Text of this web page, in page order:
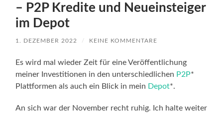
– P2P Kredite und Neueinsteiger
im Depot
1. DEZEMBER 2022 / KEINE KOMMENTARE
Es wird mal wieder Zeit für eine Veröffentlichung
meiner Investitionen in den unterschiedlichen P2P*
Plattformen als auch ein Blick in mein Depot*.
An sich war der November recht ruhig. Ich halte weiter